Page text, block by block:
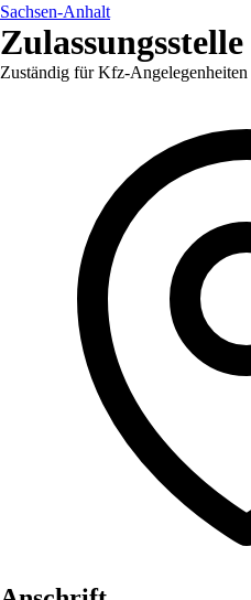
Sachsen-Anhalt
Zulassungsstelle
Zuständig für Kfz-Angelegenheiten